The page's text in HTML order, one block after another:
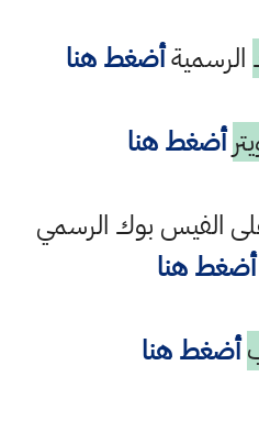
الرسميةأضغط هنا
أضغط هنا
الفيس بوك الرسمي
أضغط هنا
أضغط هنا